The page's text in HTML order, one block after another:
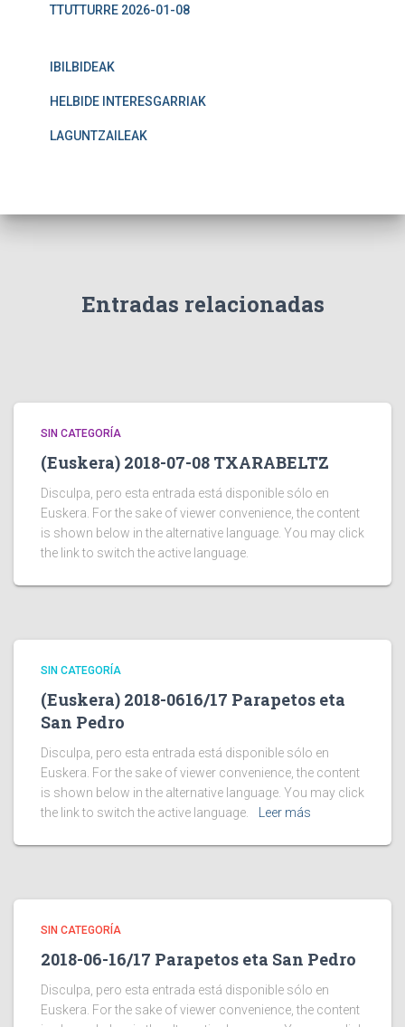
TTUTTURRE 2026-01-08
IBILBIDEAK
HELBIDE INTERESGARRIAK
LAGUNTZAILEAK
Entradas relacionadas
SIN CATEGORÍA
(Euskera) 2018-07-08 TXARABELTZ
Disculpa, pero esta entrada está disponible sólo en
Euskera. For the sake of viewer convenience, the content
is shown below in the alternative language. You may click
the link to switch the active language.
SIN CATEGORÍA
(Euskera) 2018-0616/17 Parapetos eta
San Pedro
Disculpa, pero esta entrada está disponible sólo en
Euskera. For the sake of viewer convenience, the content
is shown below in the alternative language. You may click
the link to switch the active language.
Leer más
SIN CATEGORÍA
2018-06-16/17 Parapetos eta San Pedro
Disculpa, pero esta entrada está disponible sólo en
Euskera. For the sake of viewer convenience, the content